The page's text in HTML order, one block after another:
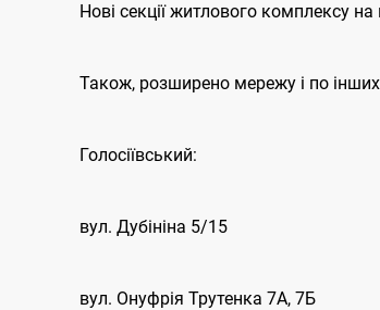
Нові секції житлового комплексу
Також, розширено мережу і по
Голосіївський:
вул. Дубініна 5/15
вул. Онуфрія Трутенка 7А, 7Б